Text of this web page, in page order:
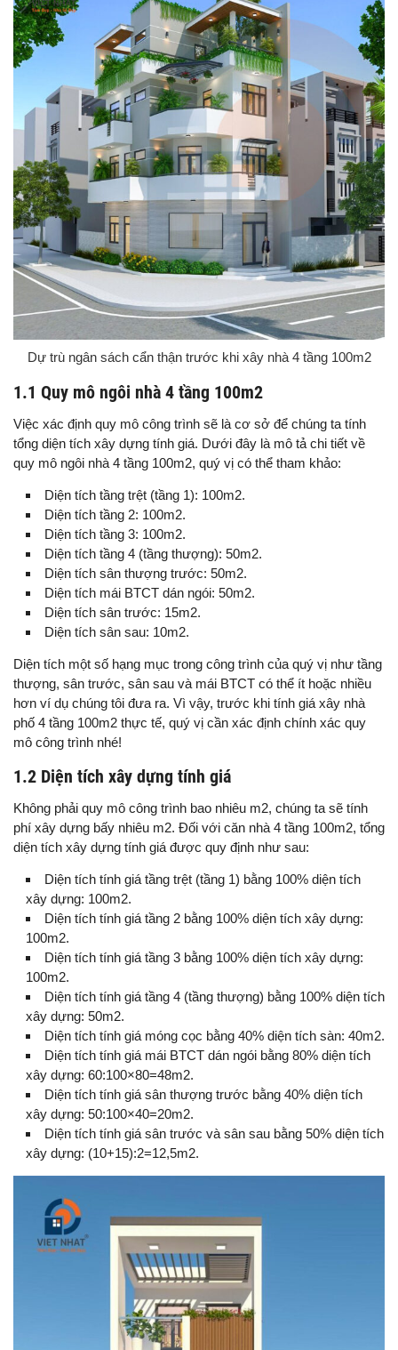
Dự trù ngân sách cẩn thận trước khi xây nhà 4 tầng 100m2
1.1 Quy mô ngôi nhà 4 tầng 100m2
Việc xác định quy mô công trình sẽ là cơ sở để chúng ta tính
tổng diện tích xây dựng tính giá. Dưới đây là mô tả chi tiết về
quy mô ngôi nhà 4 tầng 100m2, quý vị có thể tham khảo:
Diện tích tầng trệt (tầng 1): 100m2.
Diện tích tầng 2: 100m2.
Diện tích tầng 3: 100m2.
Diện tích tầng 4 (tầng thượng): 50m2.
Diện tích sân thượng trước: 50m2.
Diện tích mái BTCT dán ngói: 50m2.
Diện tích sân trước: 15m2.
Diện tích sân sau: 10m2.
Diện tích một số hạng mục trong công trình của quý vị như tầng
thượng, sân trước, sân sau và mái BTCT có thể ít hoặc nhiều
hơn ví dụ chúng tôi đưa ra. Vì vậy, trước khi tính giá xây nhà
phố 4 tầng 100m2 thực tế, quý vị cần xác định chính xác quy
mô công trình nhé!
1.2 Diện tích xây dựng tính giá
Không phải quy mô công trình bao nhiêu m2, chúng ta sẽ tính
phí xây dựng bấy nhiêu m2. Đối với căn nhà 4 tầng 100m2, tổng
diện tích xây dựng tính giá được quy định như sau:
Diện tích tính giá tầng trệt (tầng 1) bằng 100% diện tích
xây dựng: 100m2.
Diện tích tính giá tầng 2 bằng 100% diện tích xây dựng:
100m2.
Diện tích tính giá tầng 3 bằng 100% diện tích xây dựng:
100m2.
Diện tích tính giá tầng 4 (tầng thượng) bằng 100% diện tích
xây dựng: 50m2.
Diện tích tính giá móng cọc bằng 40% diện tích sàn: 40m2.
Diện tích tính giá mái BTCT dán ngói bằng 80% diện tích
xây dựng: 60:100×80=48m2.
Diện tích tính giá sân thượng trước bằng 40% diện tích
xây dựng: 50:100×40=20m2.
Diện tích tính giá sân trước và sân sau bằng 50% diện tích
xây dựng: (10+15):2=12,5m2.